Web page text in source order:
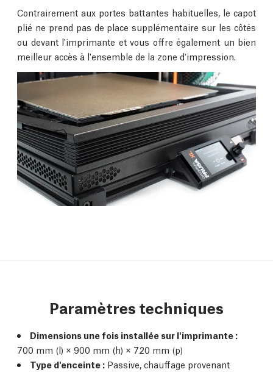
Contrairement aux portes battantes habituelles, le capot
plié ne prend pas de place supplémentaire sur les côtés
ou devant l'imprimante et vous offre également un bien
meilleur accès à l'ensemble de la zone d'impression.
Paramètres techniques
Dimensions une fois installée sur l'imprimante :
700 mm (l) × 900 mm (h) × 720 mm (p)
Type d'enceinte : Passive, chauffage provenant